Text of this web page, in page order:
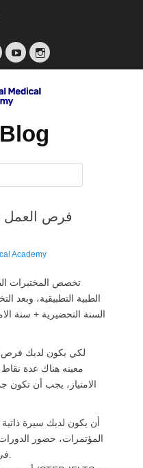
YouTubeInstagram
فرص العمل
Academy
تخصص المختبرات
السنة التحضيرية + سنة
لكي يكون لديك
معينه هناك عدة
الامتياز، يجب أن تكون
أن يكون لديك سيرة
المؤتمرات، حضور